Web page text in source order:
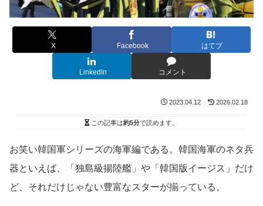
X Facebook はてブ
LinkedIn コメント
2023.04.12 2026.02.18
この記事は約5分で読めます。
お笑い韓国軍シリーズの海軍編である。韓国海軍のネタ兵
器といえば、「独島級揚陸艦」や「韓国版イージス」だけ
ど、それだけじゃない豊富なスターが揃っている。